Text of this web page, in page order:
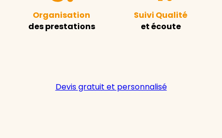
Organisation
des prestations
Suivi Qualité
et écoute
Devis gratuit et personnalisé